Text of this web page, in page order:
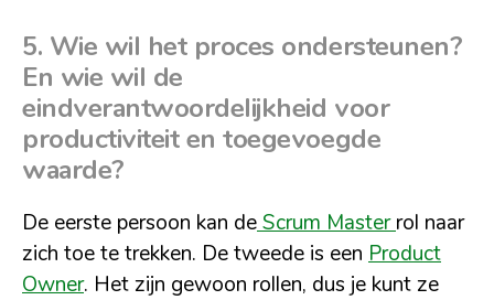
5. Wie wil het proces ondersteunen?
En wie wil de
eindverantwoordelijkheid voor
productiviteit en toegevoegde
waarde?
De eerste persoon kan deScrum Masterrol naar
zich toe te trekken. De tweede is een Product
Owner. Het zijn gewoon rollen, dus je kunt ze